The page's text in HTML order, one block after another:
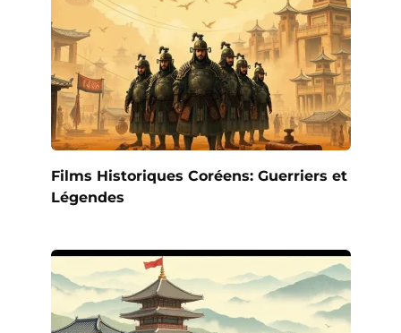
Films Historiques Coréens: Guerriers et
Légendes